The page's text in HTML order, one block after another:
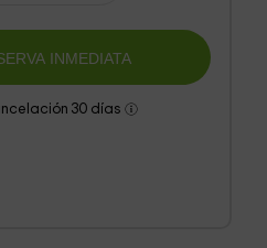
INMEDIATA
30 días